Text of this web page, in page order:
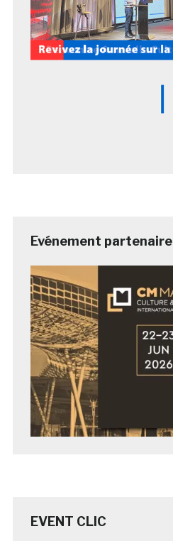
Evénement partenaire
EVENT CLIC